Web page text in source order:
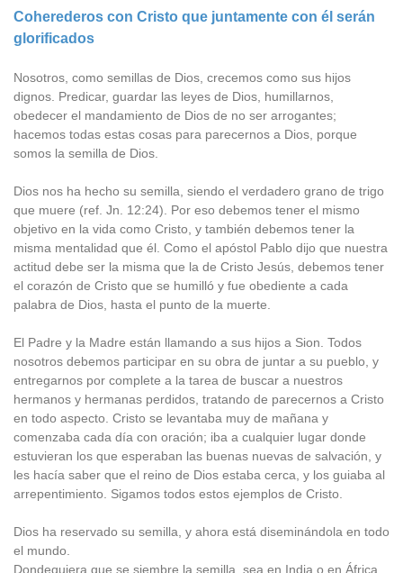
Coherederos con Cristo que juntamente con él serán
glorificados
Nosotros, como semillas de Dios, crecemos como sus hijos
dignos. Predicar, guardar las leyes de Dios, humillarnos,
obedecer el mandamiento de Dios de no ser arrogantes;
hacemos todas estas cosas para parecernos a Dios, porque
somos la semilla de Dios.
Dios nos ha hecho su semilla, siendo el verdadero grano de trigo
que muere (ref. Jn. 12:24). Por eso debemos tener el mismo
objetivo en la vida como Cristo, y también debemos tener la
misma mentalidad que él. Como el apóstol Pablo dijo que nuestra
actitud debe ser la misma que la de Cristo Jesús, debemos tener
el corazón de Cristo que se humilló y fue obediente a cada
palabra de Dios, hasta el punto de la muerte.
El Padre y la Madre están llamando a sus hijos a Sion. Todos
nosotros debemos participar en su obra de juntar a su pueblo, y
entregarnos por complete a la tarea de buscar a nuestros
hermanos y hermanas perdidos, tratando de parecernos a Cristo
en todo aspecto. Cristo se levantaba muy de mañana y
comenzaba cada día con oración; iba a cualquier lugar donde
estuvieran los que esperaban las buenas nuevas de salvación, y
les hacía saber que el reino de Dios estaba cerca, y los guiaba al
arrepentimiento. Sigamos todos estos ejemplos de Cristo.
Dios ha reservado su semilla, y ahora está diseminándola en todo
el mundo.
Dondequiera que se siembre la semilla, sea en India o en África,